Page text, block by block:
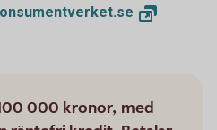
se
000 kronor, med